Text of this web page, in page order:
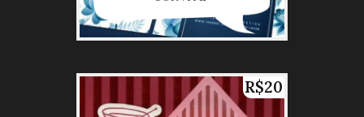
R$20